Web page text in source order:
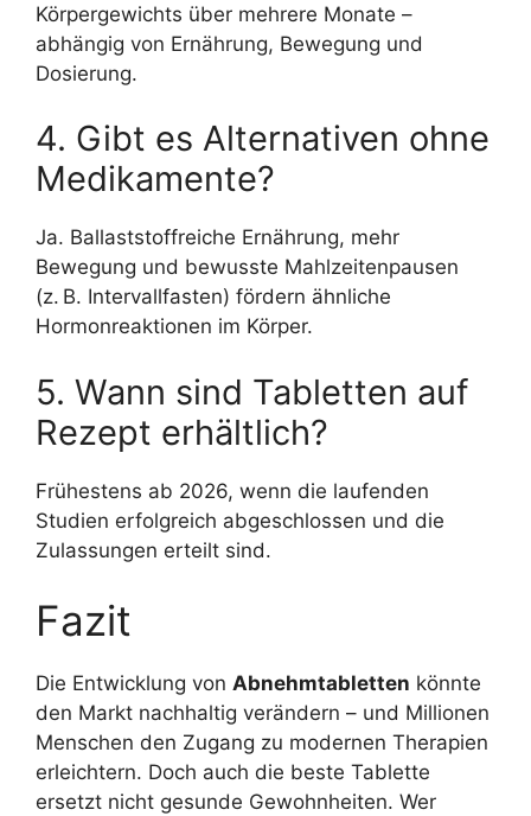
Körpergewichts über mehrere Monate –
abhängig von Ernährung, Bewegung und
Dosierung.
4. Gibt es Alternativen ohne
Medikamente?
Ja. Ballaststoffreiche Ernährung, mehr
Bewegung und bewusste Mahlzeitenpausen
(z. B. Intervallfasten) fördern ähnliche
Hormonreaktionen im Körper.
5. Wann sind Tabletten auf
Rezept erhältlich?
Frühestens ab 2026, wenn die laufenden
Studien erfolgreich abgeschlossen und die
Zulassungen erteilt sind.
Fazit
Die Entwicklung von Abnehmtabletten könnte
den Markt nachhaltig verändern – und Millionen
Menschen den Zugang zu modernen Therapien
erleichtern. Doch auch die beste Tablette
ersetzt nicht gesunde Gewohnheiten. Wer